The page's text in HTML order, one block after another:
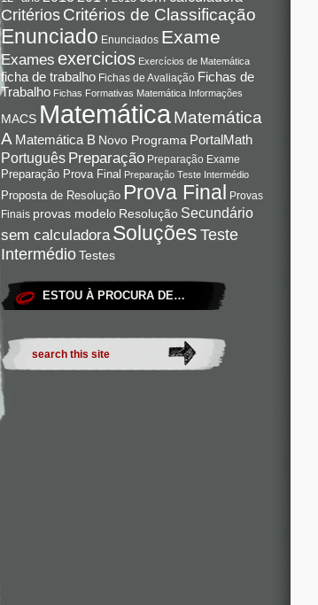
Critérios Critérios de Classificação
Enunciado Enunciados Exame
Exames exercicios Exercícios de Matemática
ficha de trabalho Fichas de Avaliação Fichas de
Trabalho Fichas Formativas Matemática Informações
MACS Matemática Matemática
A Matemática B Novo Programa PortalMath
Português Preparação Preparação Exame
Preparação Prova Final Preparação Teste Intermédio
Proposta de Resolução Prova Final Provas
Finais provas modelo Resolução Secundário
sem calculadora Soluções Teste
IntermédioTestes
ESTOU À PROCURA DE…